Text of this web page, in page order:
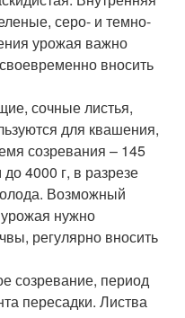
серо- и темно-
урожая важно
вносить
сочные листья,
для квашения,
созревания – 145
4000 г, в разрезе
Возможный
нужно
регулярно вносить
созревание, период
пересадки. Листва